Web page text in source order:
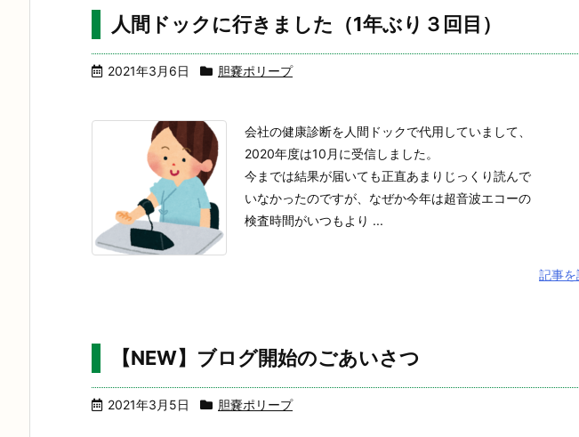
人間ドックに行きました（1年ぶり３回目）
2021年3月6日 胆嚢ポリープ
会社の健康診断を人間ドックで代用していまして、
2020年度は10月に受信しました。
今までは結果が届いても正直あまりじっくり読んで
いなかったのですが、なぜか今年は超音波エコーの
検査時間がいつもより ...
記事を
【NEW】ブログ開始のごあいさつ
2021年3月5日 胆嚢ポリープ